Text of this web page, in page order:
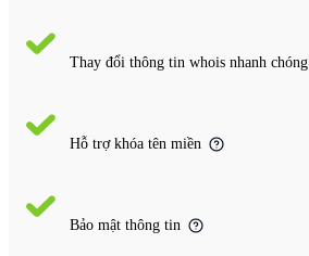
Thay đổi thông tin whois nhanh chóng
Hỗ trợ khóa tên miền
Bảo mật thông tin